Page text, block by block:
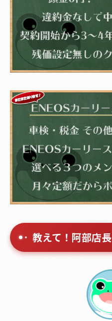
教えて！阿部店長